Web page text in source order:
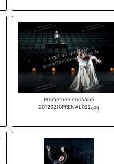
Prométhée enchaîné
20120210PRENAL022.jpg